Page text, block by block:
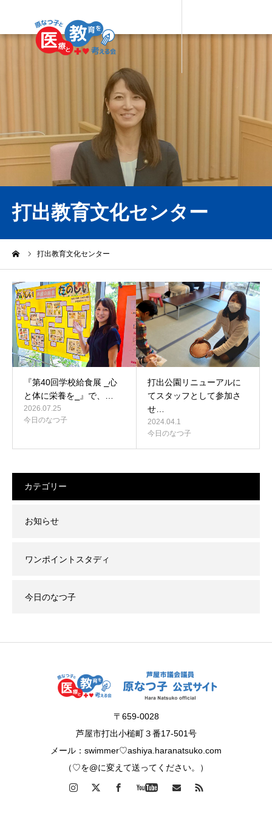
打出教育文化センター
打出教育文化センター
『第40回学校給食展 ⎯心
と体に栄養を⎯』で、…
2026.07.25
今日のなつ子
打出公園リニューアルに
てスタッフとして参加さ
せ…
2024.04.1
今日のなつ子
カテゴリー
お知らせ
ワンポイントスタディ
今日のなつ子
〒659-0028
芦屋市打出小槌町３番17-501号
メール：swimmer♡ashiya.haranatsuko.com
（♡を@に変えて送ってください。）